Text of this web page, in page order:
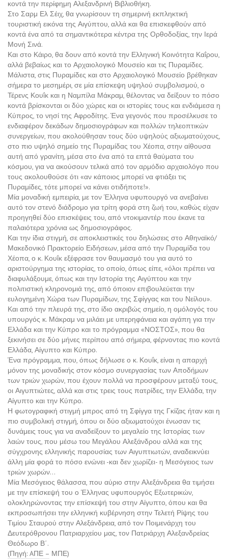
κοντά την περίφημη Αλεξανδρινή Βιβλιοθήκη.
Στο Σαρμ Ελ Σέιχ, θα γνωρίσουν τη σημερινή εκπληκτική
τουριστική εικόνα της Αιγύπτου, αλλά και θα επισκεφθούν από
κοντά ένα από τα σημαντικότερα κέντρα της Ορθοδοξίας, την Ιερά
Μονή Σινά.
Και στο Κάιρο, θα δουν από κοντά την Ελληνική Κοινότητα Καΐρου,
αλλά βεβαίως και το Αρχαιολογικό Μουσείο και τις Πυραμίδες.
Μάλιστα, στις Πυραμίδες και στο Αρχαιολογικό Μουσείο βρέθηκαν
σήμερα το μεσημέρι, σε μία επίσκεψη υψηλού συμβολισμού, ο
Τέρενς Κουΐκ και η Ναμπίλα Μάκραμ, θέλοντας να δείξουν το πόσο
κοντά βρίσκονται οι δύο χώρες και οι ιστορίες τους και ενδιάμεσα η
Κύπρος, το νησί της Αφροδίτης. Ένα γεγονός που προσέλκυσε το
ενδιαφέρον δεκάδων δημοσιογράφων και πολλών τηλεοπτικών
συνεργείων, που ακολούθησαν τους δύο υψηλούς αξιωματούχους,
στο πιο υψηλό σημείο της Πυραμίδας του Χέοπα, στην αίθουσα
αυτή από γρανίτη, μέσα στο ένα από τα επτά θαύματα του
κόσμου, για να ακούσουν τελικά από τον αρμόδιο αρχαιολόγο που
τους ακολουθούσε ότι «αν κάποιος μπορεί να φτιάξει τις
Πυραμίδες, τότε μπορεί να κάνει οτιδήποτε!».
Μία μοναδική εμπειρία, με τον Έλληνα υφυπουργό να ανεβαίνει
αυτό τον στενό διάδρομο για τρίτη φορά στη ζωή του, καθώς είχαν
προηγηθεί δύο επισκέψεις του, από ντοκιμαντέρ που έκανε τα
παλαιότερα χρόνια ως δημοσιογράφος.
Και την ίδια στιγμή, σε αποκλειστικές του δηλώσεις στο Αθηναϊκό/
Μακεδονικό Πρακτορείο Ειδήσεων, μέσα από την Πυραμίδα του
Χέοπα, ο κ. Κουΐκ εξέφρασε τον θαυμασμό του για αυτό το
αριστούργημα της ιστορίας, το οποίο, όπως είπε, «όλοι πρέπει να
διαφυλάξουμε, όπως και την Ιστορία της Αιγύπτου και την
πολιτιστική κληρονομιά της, από όποιον επιβουλεύεται την
ευλογημένη Χώρα των Πυραμίδων, της Σφίγγας και του Νείλου».
Και από την πλευρά της, στο ίδιο ακριβώς σημείο, η ομόλογός του
υπουργός κ. Μάκραμ να μιλάει με υπερηφάνεια και αγάπη για την
Ελλάδα και την Κύπρο και το πρόγραμμα «ΝΟΣΤΟΣ», που θα
ξεκινήσει σε δύο μήνες περίπου από σήμερα, φέρνοντας πιο κοντά
Ελλάδα, Αίγυπτο και Κύπρο.
Ένα πρόγραμμα, που, όπως δήλωσε ο κ. Κουΐκ, είναι η απαρχή
μόνον της μοναδικής στον κόσμο συνεργασίας των Αποδήμων
των τριών χωρών, που έχουν πολλά να προσφέρουν μεταξύ τους,
οι Αιγυπτιώτες, αλλά και στις τρεις τους πατρίδες, την Ελλάδα, την
Αίγυπτο και την Κύπρο.
Η φωτογραφική στιγμή μπρος από τη Σφίγγα της Γκίζας ήταν και η
πιο συμβολική στιγμή, όπου οι δύο αξιωματούχοι ένωσαν τις
δυνάμεις τους για να αναδείξουν το μεγαλείο της Ιστορίας των
λαών τους, που μέσω του Μεγάλου Αλεξάνδρου αλλά και της
σύγχρονης ελληνικής παρουσίας των Αιγυπτιωτών, αναδεικνύει
άλλη μία φορά το πόσο ενώνει -και δεν χωρίζει- η Μεσόγειος των
τριών χωρών…
Μία Μεσόγειος θάλασσα, που αύριο στην Αλεξάνδρεια θα τιμήσει
με την επίσκεψή του ο Έλληνας υφυπουργός Εξωτερικών,
ολοκληρώνοντας την επίσκεψή του στην Αίγυπτο, όπου και θα
εκπροσωπήσει την ελληνική κυβέρνηση στην Τελετή Ρίψης του
Τιμίου Σταυρού στην Αλεξάνδρεια, από τον Ποιμενάρχη του
Δευτερόθρονου Πατριαρχείου μας, τον Πατριάρχη Αλεξανδρείας
Θεόδωρο Β΄.
(Πηγή: AΠΕ – ΜΠΕ)